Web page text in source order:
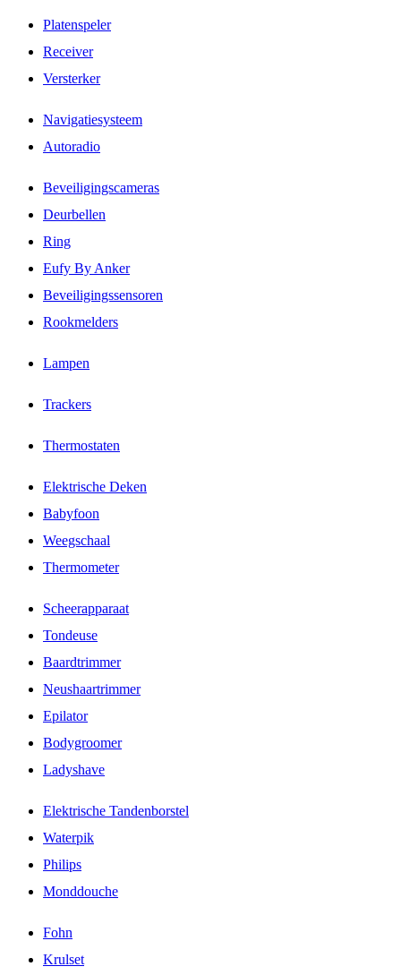
Platenspeler
Receiver
Versterker
Navigatiesysteem
Autoradio
Beveiligingscameras
Deurbellen
Ring
Eufy By Anker
Beveiligingssensoren
Rookmelders
Lampen
Trackers
Thermostaten
Elektrische Deken
Babyfoon
Weegschaal
Thermometer
Scheerapparaat
Tondeuse
Baardtrimmer
Neushaartrimmer
Epilator
Bodygroomer
Ladyshave
Elektrische Tandenborstel
Waterpik
Philips
Monddouche
Fohn
Krulset